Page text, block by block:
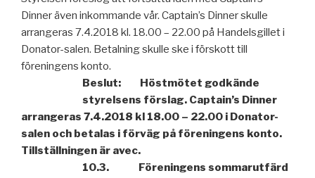
Dinner även inkommande vår. Captain’s Dinner skulle
arrangeras 7.4.2018 kl. 18.00 – 22.00 på Handelsgillet i
Donator-salen. Betalning skulle ske i förskott till
föreningens konto.
Beslut: Höstmötet godkände
styrelsens förslag. Captain’s Dinner
arrangeras 7.4.2018 kl 18.00 – 22.00 i Donator-
salen och betalas i förväg på föreningens konto.
Tillställningen är avec.
10.3. Föreningens sommarutfärd